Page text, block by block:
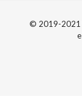
© 2019-2021